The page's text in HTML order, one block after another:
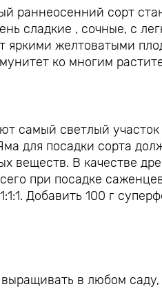
раннеосенний сорт
сладкие , сочные, с
яркими желтоватыми
ко многим
самый светлый
для посадки сорта
веществ. В качестве
при посадке
Добавить 100 г
в любом